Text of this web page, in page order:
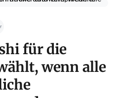
für die
wenn alle